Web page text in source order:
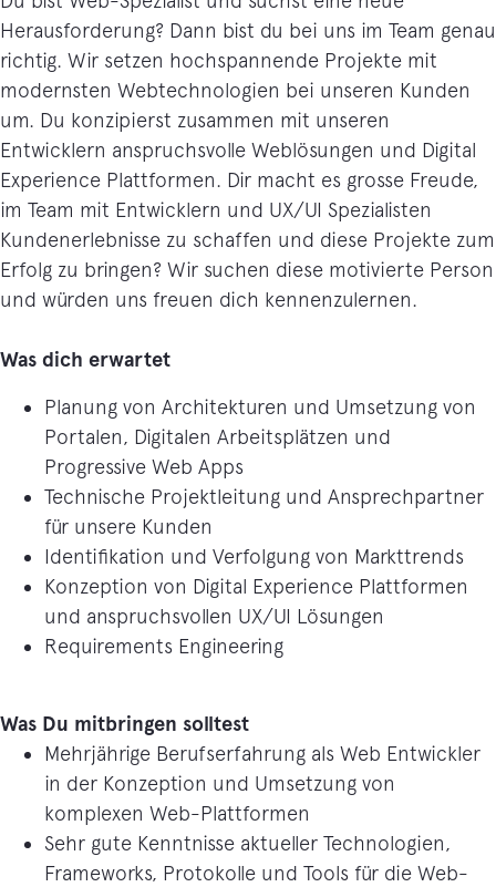
Herausforderung? Dann bist du bei uns im Team genau
richtig. Wir setzen hochspannende Projekte mit
modernsten Webtechnologien bei unseren Kunden
um. Du konzipierst zusammen mit unseren
Entwicklern anspruchsvolle Weblösungen und Digital
Experience Plattformen. Dir macht es grosse Freude,
im Team mit Entwicklern und UX/UI Spezialisten
Kundenerlebnisse zu schaffen und diese Projekte zum
Erfolg zu bringen? Wir suchen diese motivierte Person
und würden uns freuen dich kennenzulernen.
Was dich erwartet
Planung von Architekturen und Umsetzung von
Portalen, Digitalen Arbeitsplätzen und
Progressive Web Apps
Technische Projektleitung und Ansprechpartner
für unsere Kunden
Identifikation und Verfolgung von Markttrends
Konzeption von Digital Experience Plattformen
und anspruchsvollen UX/UI Lösungen
Requirements Engineering
Was Du mitbringen solltest
Mehrjährige Berufserfahrung als Web Entwickler
in der Konzeption und Umsetzung von
komplexen Web-Plattformen
Sehr gute Kenntnisse aktueller Technologien,
Frameworks, Protokolle und Tools für die Web-